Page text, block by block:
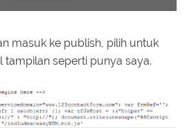
masuk ke publish, pilih untuk
seperti punya saya.